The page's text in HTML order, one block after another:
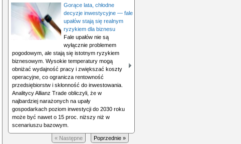
Gorące lata, chłodne
decyzje inwestycyjne — fale
upałów stają się realnym
ryzykiem dla biznesu
Fale upałów nie są
wyłącznie problemem
pogodowym, ale stają się istotnym ryzykiem
biznesowym. Wysokie temperatury mogą
obniżać wydajność pracy i zwiększać koszty
operacyjne, co ogranicza rentowność
przedsiębiorstw i skłonność do inwestowania.
Analitycy Allianz Trade obliczyli, że w
najbardziej narażonych na upały
gospodarkach poziom inwestycji do 2030 roku
może być nawet o 15 proc. niższy niż w
scenariuszu bazowym.
Poprzednie »
« Następne